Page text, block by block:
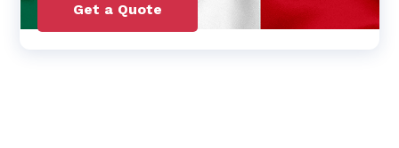
Get a Quote